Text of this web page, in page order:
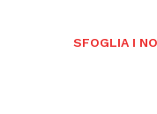
SFOGLIA I